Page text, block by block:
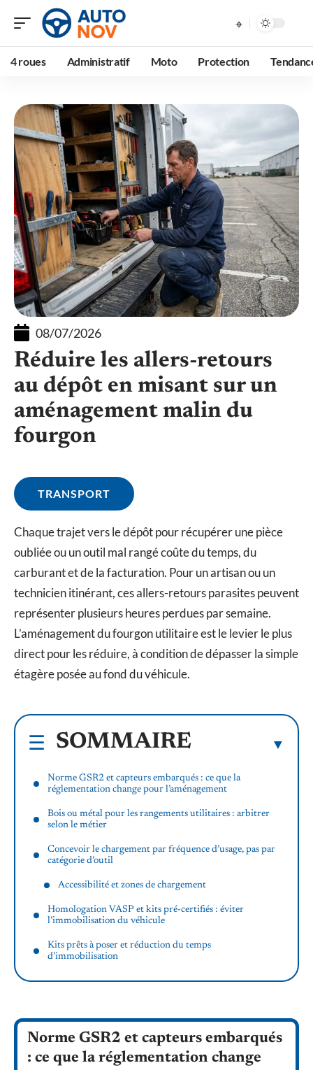
4 roues Administratif Moto Protection
08/07/2026
Réduire les allers-retours
au dépôt en misant sur un
aménagement malin du
fourgon
TRANSPORT
Chaque trajet vers le dépôt pour récupérer une pièce
oubliée ou un outil mal rangé coûte du temps, du
carburant et de la facturation. Pour un artisan ou un
technicien itinérant, ces allers-retours parasites peuvent
représenter plusieurs heures perdues par semaine.
L’aménagement du fourgon utilitaire est le levier le plus
direct pour les réduire, à condition de dépasser la simple
étagère posée au fond du véhicule.
SOMMAIRE
Norme GSR2 et capteurs embarqués : ce que la
réglementation change pour l’aménagement
Bois ou métal pour les rangements utilitaires : arbitrer
selon le métier
Concevoir le chargement par fréquence d’usage, pas par
catégorie d’outil
Accessibilité et zones de chargement
Homologation VASP et kits pré-certifiés : éviter
l’immobilisation du véhicule
Kits prêts à poser et réduction du temps
d’immobilisation
Norme GSR2 et capteurs embarqués
: ce que la réglementation change